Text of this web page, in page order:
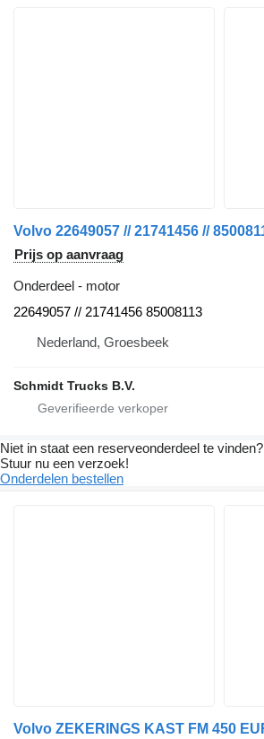
Prijs op aanvraag
Onderdeel - motor
22649057 // 21741456 85008113
Nederland, Groesbeek
Schmidt Trucks B.V.
Niet in staat een reserveonderdeel te vinden?
Stuur nu een verzoek!
Onderdelen bestellen